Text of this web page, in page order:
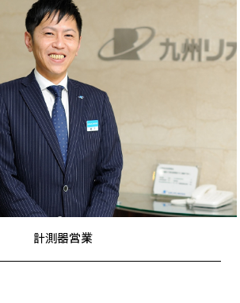
計測器営業